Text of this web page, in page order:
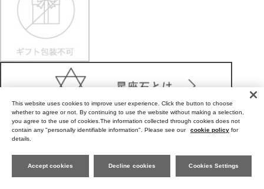
This website uses cookies to improve user experience. Click the button to choose
whether to agree or not. By continuing to use the website without making a selection,
you agree to the use of cookies.The information collected through cookies does not
contain any "personally identifiable information". Please see our
cookie policy for
details.
Cookies Settings
Decline cookies
Accept cookies